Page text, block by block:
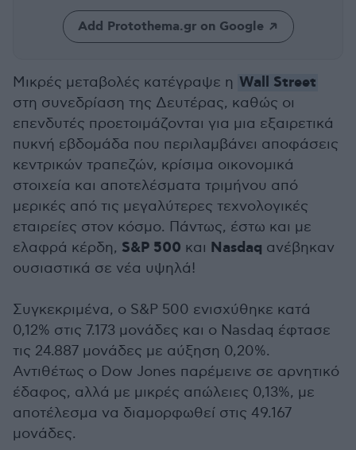
Add Protothema.gr on Google
Μικρές μεταβολές κατέγραψε η Wall Street
στη συνεδρίαση της Δευτέρας, καθώς οι
επενδυτές προετοιμάζονται για μια εξαιρετικά
πυκνή εβδομάδα που περιλαμβάνει αποφάσεις
κεντρικών τραπεζών, κρίσιμα οικονομικά
στοιχεία και αποτελέσματα τριμήνου από
μερικές από τις μεγαλύτερες τεχνολογικές
εταιρείες στον κόσμο. Πάντως, έστω και με
ελαφρά κέρδη, S&P 500 και Nasdaq ανέβηκαν
ουσιαστικά σε νέα υψηλά!
Συγκεκριμένα, ο S&P 500 ενισχύθηκε κατά
0,12% στις 7.173 μονάδες και ο Nasdaq έφτασε
τις 24.887 μονάδες με αύξηση 0,20%.
Αντιθέτως ο Dow Jones παρέμεινε σε αρνητικό
έδαφος, αλλά με μικρές απώλειες 0,13%, με
αποτέλεσμα να διαμορφωθεί στις 49.167
μονάδες.